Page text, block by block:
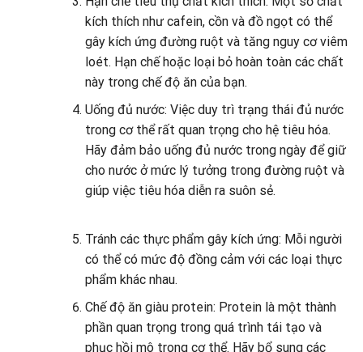
kích thích như cafein, cồn và đồ ngọt có thể
gây kích ứng đường ruột và tăng nguy cơ viêm
loét. Hạn chế hoặc loại bỏ hoàn toàn các chất
này trong chế độ ăn của bạn.
Uống đủ nước: Việc duy trì trạng thái đủ nước
trong cơ thể rất quan trọng cho hệ tiêu hóa.
Hãy đảm bảo uống đủ nước trong ngày để giữ
cho nước ở mức lý tưởng trong đường ruột và
giúp việc tiêu hóa diễn ra suôn sẻ.
Tránh các thực phẩm gây kích ứng: Mỗi người
có thể có mức độ đồng cảm với các loại thực
phẩm khác nhau.
Chế độ ăn giàu protein: Protein là một thành
phần quan trọng trong quá trình tái tạo và
phục hồi mô trong cơ thể. Hãy bổ sung các